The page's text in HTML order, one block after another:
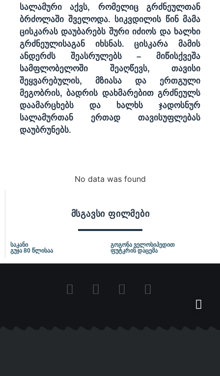
სალამური აქვს, რომელიც გრძნეულთან
ბრძოლაში შველოდა. სიკვდილის წინ მამა
ცისკარას დაუბარებს შური იძიოს და ხალხი
გრძნეულისაგან იხსნას. ცისკარა მამის
ანდერძს შეასრულებს – მიწისქვეშა
სამფლობელოში შეაღწევს, თავისი
შეყვარებულის, მზიასა და ერთგული
მეგობრის, ბადრის დახმარებით გრძნეულს
დაამარცხებს და ხალხს ჯადოსნურ
სალამურთან ერთად თავისუფლებას
დაუბრუნებს.
No data was found
მსგავსი ფილმები
საკანი
გოგონა ველოსიპედით
გუჯა 80 წლისაა
ფუტკრის დაცემა